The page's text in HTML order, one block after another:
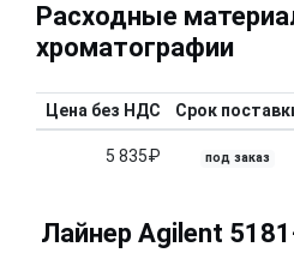
Расходные материалы для
хроматографии
Цена без НДС Срок
5 835₽ под заказ
Лайнер Agilent